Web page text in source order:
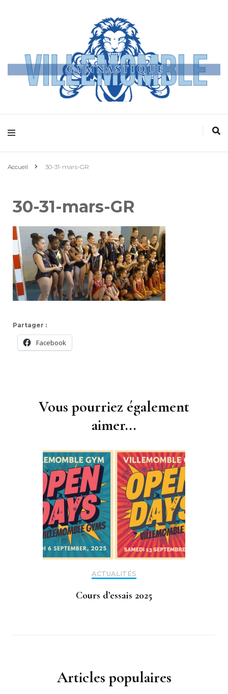
Villemomble
Gymnastique
Accueil 30-31-mars-GR
30-31-mars-GR
Partager :
Facebook
Vous pourriez également
aimer...
ACTUALITÉS
Cours d’essais 2025
Articles populaires